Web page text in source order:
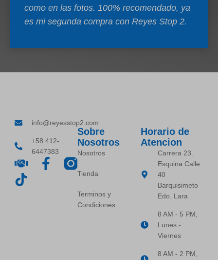
como en las fotos. 100% recomendado, ya
es mi segunda compra con Reyes Stop 2.
info@reyesstop2.com
+58 412-
6447383
Sobre
Nosotros
Nosotros
Tienda
Terminos y
Condiciones
Horario de
Atencion
Carrera 23.
Esquina Calle
40
Barquisimeto
Edo. Lara
8 AM - 5 PM,
Lunes -
Viernes
8 AM - 2 PM,